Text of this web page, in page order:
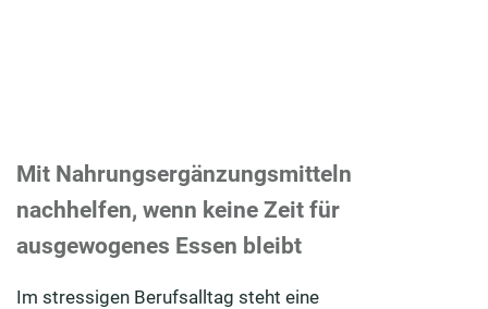
Mit Nahrungsergänzungsmitteln
nachhelfen, wenn keine Zeit für
ausgewogenes Essen bleibt
Im stressigen Berufsalltag steht eine